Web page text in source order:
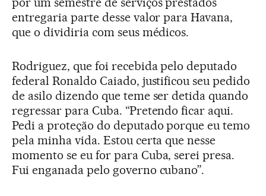
entregaria parte desse valor para Havana,
que o dividiria com seus médicos.
Rodriguez, que foi recebida pelo deputado
federal Ronaldo Caiado, justificou seu pedido
de asilo dizendo que teme ser detida quando
regressar para Cuba. “Pretendo ficar aqui.
Pedi a proteção do deputado porque eu temo
pela minha vida. Estou certa que nesse
momento se eu for para Cuba, serei presa.
Fui enganada pelo governo cubano”.